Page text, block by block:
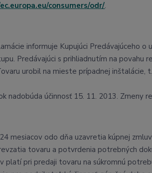
consumers/odr/.
informuje Kupujúci Predávajúceho
Predávajúci s prihliadnutím na povahu
urobil na mieste prípadnej inštalácie,
nadobúda účinnosť 15. 11. 2013. Zmeny
mesiacov odo dňa uzavretia kúpnej
tovaru a potvrdenia potrebných
platí pri predaji tovaru na súkromnú